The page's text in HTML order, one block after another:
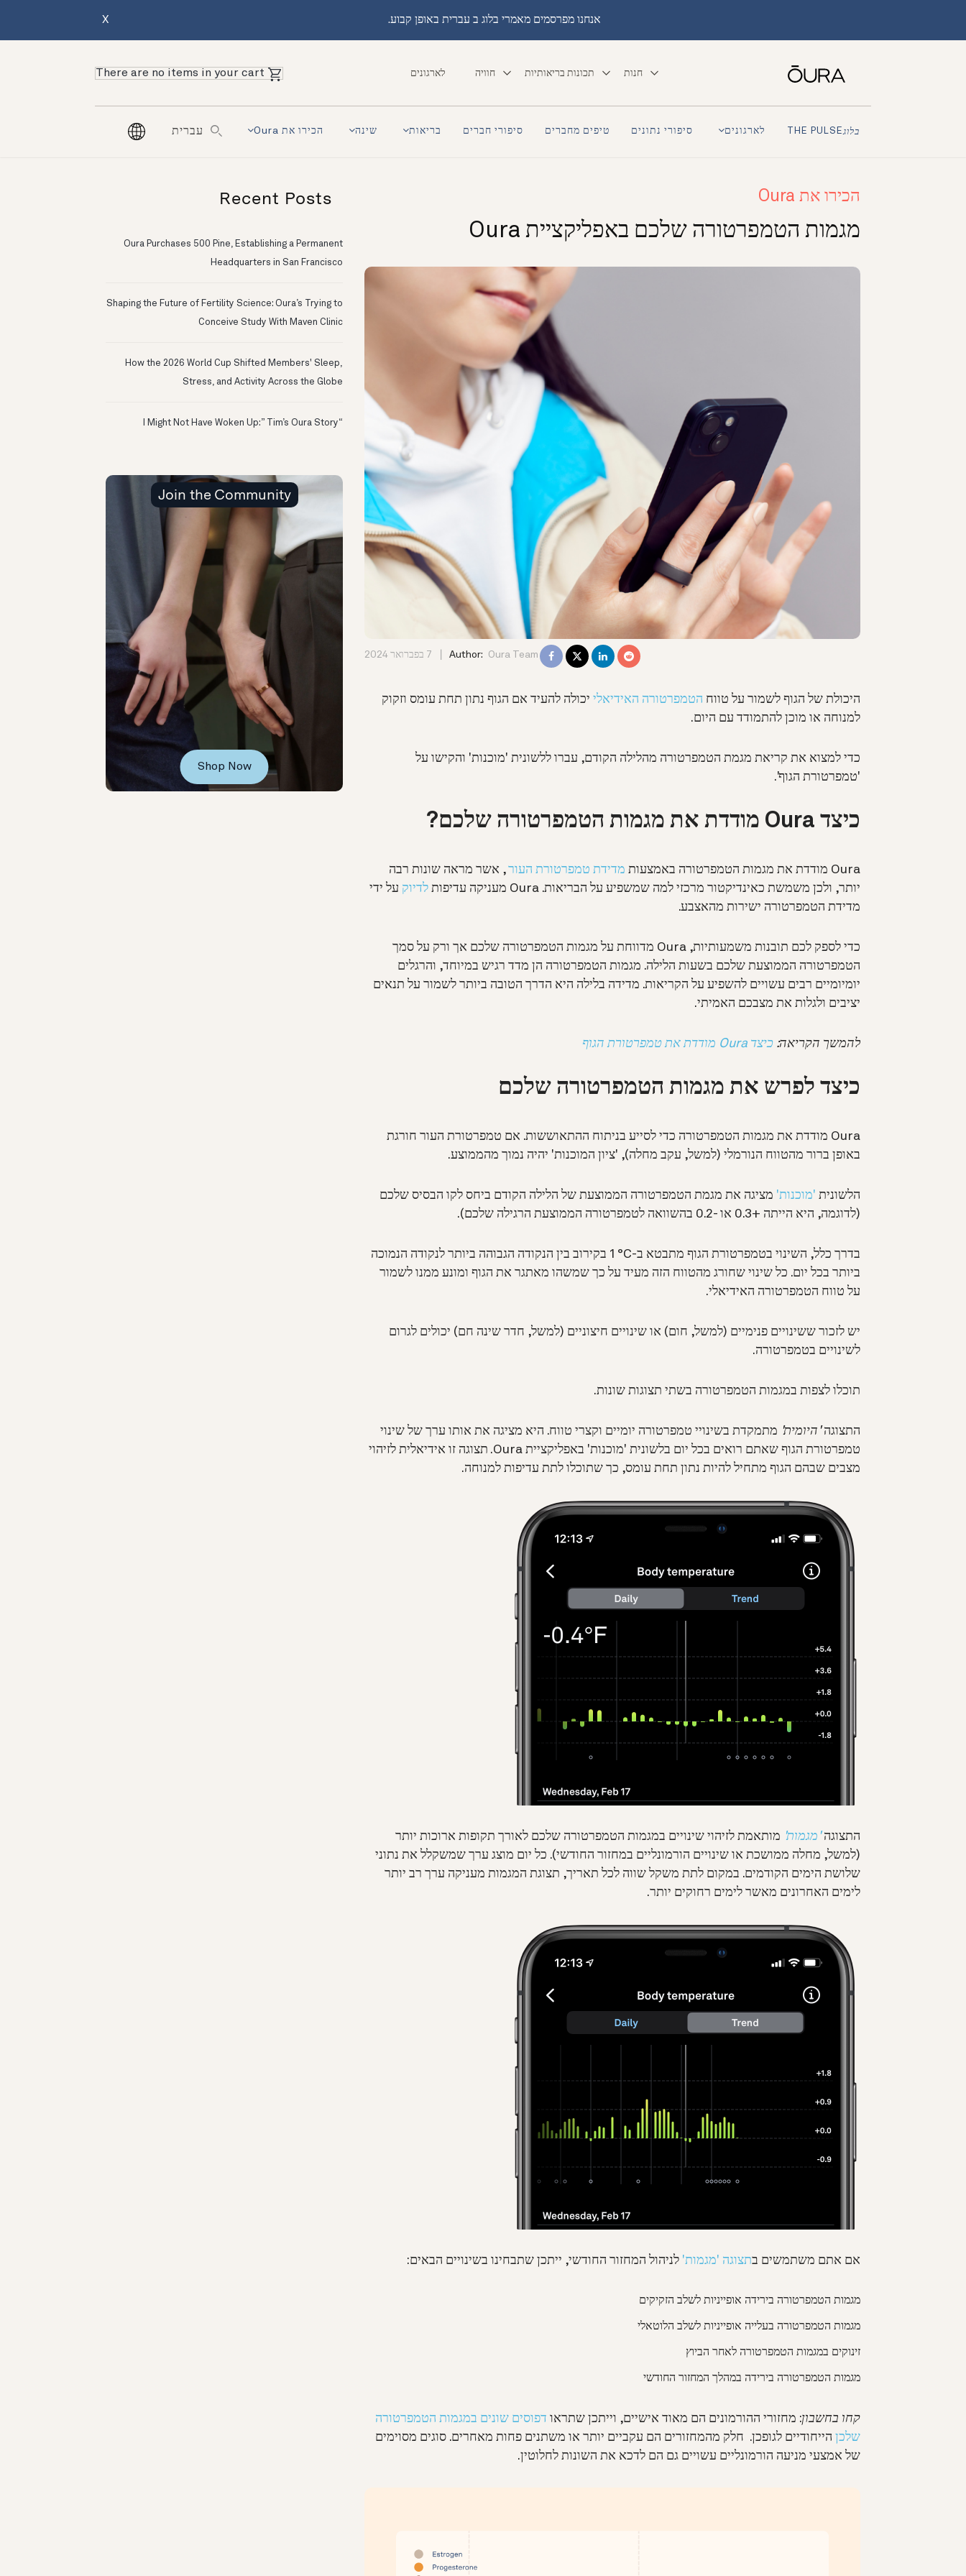
אנחנו מפרסמים מאמרי בלוג ב עברית באופן קבוע. X
חנות תכונות בריאותיות חוויה לארגונים There are no items in your cart
בלוגTHE PULSE הכירו את Oura שינה בריאות סיפורי חברים טיפים מחברים סיפורי נתונים לארגונים עברית
הכירו את Oura
מגמות הטמפרטורה שלכם באפליקציית Oura
Author: Oura Team 7 בפברואר 2024
היכולת של הגוף לשמור על טווח הטמפרטורה האידיאלי יכולה להעיד אם הגוף נתון תחת עומס וזקוק
למנוחה או מוכן להתמודד עם היום.
כדי למצוא את קריאת מגמת הטמפרטורה מהלילה הקודם, עברו ללשונית 'מוכנות' והקישו על
'טמפרטורת הגוף'.
כיצד Oura מודדת את מגמות הטמפרטורה שלכם?
Oura מודדת את מגמות הטמפרטורה באמצעות מדידת טמפרטורת העור, אשר מראה שונות רבה
יותר, ולכן משמשת כאינדיקטור מרכזי למה שמשפיע על הבריאות. Oura מעניקה עדיפות לדיוק על ידי
מדידת הטמפרטורה ישירות מהאצבע.
כדי לספק לכם תובנות משמעותיות, Oura מדווחת על מגמות הטמפרטורה שלכם אך ורק על סמך
הטמפרטורה הממוצעת שלכם בשעות הלילה. מגמות הטמפרטורה הן מדד רגיש במיוחד, והרגלים
יומיומיים רבים עשויים להשפיע על הקריאות. מדידה בלילה היא הדרך הטובה ביותר לשמור על תנאים
יציבים ולגלות את מצבכם האמיתי.
להמשך הקריאה: כיצד Oura מודדת את טמפרטורת הגוף
כיצד לפרש את מגמות הטמפרטורה שלכם
Oura מודדת את מגמות הטמפרטורה כדי לסייע בניתוח ההתאוששות. אם טמפרטורת העור חורגת
באופן ברור מהטווח הנורמלי (למשל, עקב מחלה), 'ציון המוכנות' יהיה נמוך מהממוצע.
הלשונית 'מוכנות' מציגה את מגמת הטמפרטורה הממוצעת של הלילה הקודם ביחס לקו הבסיס שלכם
(לדוגמה, היא הייתה +0.3 או -0.2 בהשוואה לטמפרטורה הממוצעת הרגילה שלכם).
בדרך כלל, השינוי בטמפרטורת הגוף מתבטא ב-‏1‎ ‎°C‎‎ בקירוב בין הנקודה הגבוהה ביותר לנקודה הנמוכה
ביותר בכל יום. כל שינוי שחורג מהטווח הזה מעיד על כך שמשהו מאתגר את הגוף ומונע ממנו לשמור
על טווח הטמפרטורה האידיאלי.
יש לזכור ששינויים פנימיים (למשל, חום) או שינויים חיצוניים (למשל, חדר שינה חם) יכולים לגרום
לשינויים בטמפרטורה.
תוכלו לצפות במגמות הטמפרטורה בשתי תצוגות שונות.
התצוגה'היומית' מתמקדת בשינויי טמפרטורה יומיים וקצרי טווח. היא מציגה את אותו ערך של שינוי
טמפרטורת הגוף שאתם רואים בכל יום בלשונית 'מוכנות' באפליקציית Oura. תצוגה זו אידיאלית לזיהוי
מצבים שבהם הגוף מתחיל להיות נתון תחת עומס, כך שתוכלו לתת עדיפות למנוחה.
התצוגה 'מגמות' מותאמת לזיהוי שינויים במגמות הטמפרטורה שלכם לאורך תקופות ארוכות יותר
(למשל, מחלה ממושכת או שינויים הורמונליים במחזור החודשי). כל יום מוצג ערך שמשקלל את נתוני
שלושת הימים הקודמים. במקום לתת משקל שווה לכל תאריך, תצוגת המגמות מעניקה ערך רב יותר
לימים האחרונים מאשר לימים רחוקים יותר.
אם אתם משתמשים בתצוגה 'מגמות' לניהול המחזור החודשי, ייתכן שתבחינו בשינויים הבאים:
מגמות הטמפרטורה בירידה אופייניות לשלב הזקיקים
מגמות הטמפרטורה בעלייה אופייניות לשלב הלוטאלי
זינוקים במגמות הטמפרטורה לאחר הביוץ
מגמות הטמפרטורה בירידה במהלך המחזור החודשי
קחו בחשבון: מחזורי ההורמונים הם מאוד אישיים, וייתכן שתראו דפוסים שונים במגמות הטמפרטורה
שלכן הייחודיים לגופכן. חלק מהמחזורים הם עקביים יותר או משתנים פחות מאחרים. סוגים מסוימים
של אמצעי מניעה הורמונליים עשויים גם הם לדכא את השונות לחלוטין.
Recent Posts
Oura Purchases 500 Pine, Establishing a Permanent
Headquarters in San Francisco
Shaping the Future of Fertility Science: Oura’s Trying to
Conceive Study With Maven Clinic
How the 2026 World Cup Shifted Members' Sleep,
Stress, and Activity Across the Globe
“I Might Not Have Woken Up:” Tim’s Oura Story
Join the Community
Shop Now